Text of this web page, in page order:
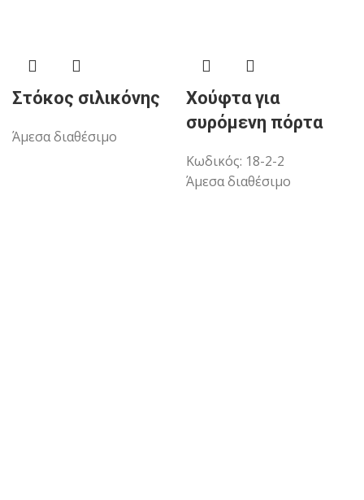
Στόκος σιλικόνης
Άμεσα διαθέσιμο
Χούφτα για
συρόμενη πόρτα
Κωδικός: 18-2-2
Άμεσα διαθέσιμο